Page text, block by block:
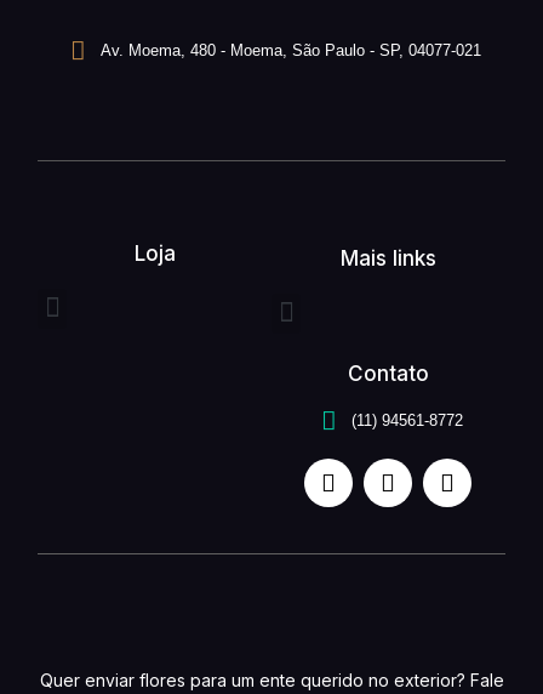
Av. Moema, 480 - Moema, São Paulo - SP, 04077-021
Loja Mais links
Contato
(11) 94561-8772
Quer enviar flores para um ente querido no exterior? Fale